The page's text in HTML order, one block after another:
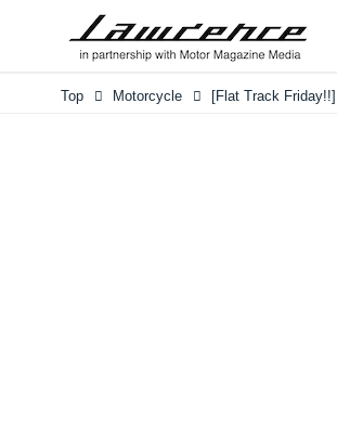
Top Motorcycle